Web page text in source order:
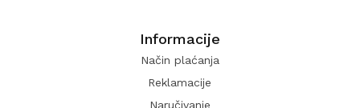
Informacije
Način plaćanja
Reklamacije
Naručivanje